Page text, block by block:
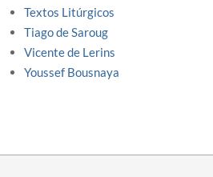
Textos Litúrgicos
Tiago de Saroug
Vicente de Lerins
Youssef Bousnaya